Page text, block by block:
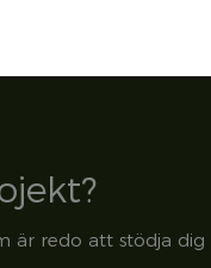
är redo att stödja